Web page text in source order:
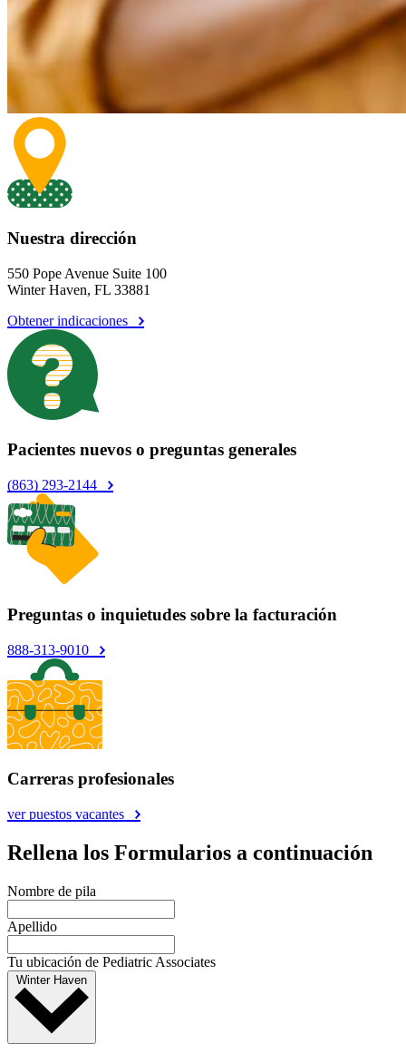
Nuestra dirección
550 Pope Avenue Suite 100
Winter Haven, FL 33881
Obtener indicaciones
Pacientes nuevos o preguntas generales
(863) 293-2144
Preguntas o inquietudes sobre la facturación
888-313-9010
Carreras profesionales
ver puestos vacantes
Rellena los Formularios a continuación
Nombre de pila
Apellido
Tu ubicación de Pediatric Associates
Winter Haven